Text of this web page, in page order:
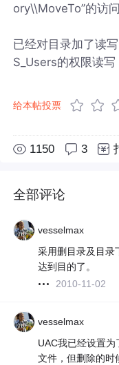
ory\\MoveTo”的访
已经对目录加了读
S_Users的权限读写
给本帖投票
1150 3
全部评论
vesselmax
采用删目录及目录
达到目的了。
2010-11-02
vesselmax
UAC我已经设置
文件，但删除的时